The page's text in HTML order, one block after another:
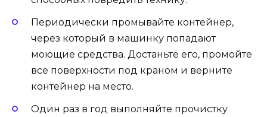
Периодически промывайте контейнер,
через который в машинку попадают
моющие средства. Достаньте его, промойте
все поверхности под краном и верните
контейнер на место.
Один раз в год выполняйте прочистку